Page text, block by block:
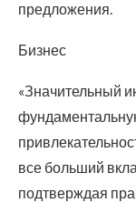
предложения.
Бизнес
«Значительный
все больший
подтверждая